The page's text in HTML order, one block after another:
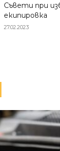
Съвети при
екипировка
27.02.2023